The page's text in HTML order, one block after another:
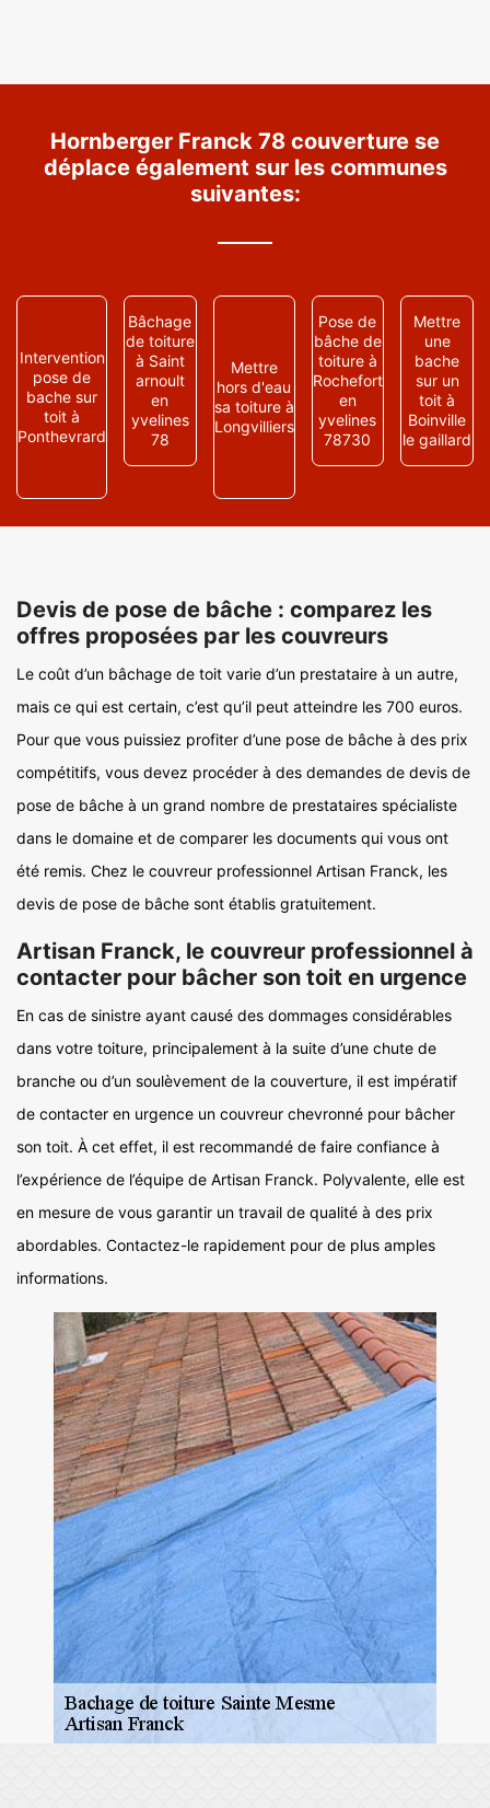
Hornberger Franck 78 couverture se
déplace également sur les communes
suivantes:
Intervention
pose de
bache sur
toit à
Ponthevrard
Bâchage
de toiture
à Saint
arnoult
en
yvelines
78
Mettre
hors d'eau
sa toiture à
Longvilliers
Pose de
bâche de
toiture à
Rochefort
en
yvelines
78730
Mettre
une
bache
sur un
toit à
Boinville
le gaillard
Devis de pose de bâche : comparez les
offres proposées par les couvreurs
Le coût d’un bâchage de toit varie d’un prestataire à un autre,
mais ce qui est certain, c’est qu’il peut atteindre les 700 euros.
Pour que vous puissiez profiter d’une pose de bâche à des prix
compétitifs, vous devez procéder à des demandes de devis de
pose de bâche à un grand nombre de prestataires spécialiste
dans le domaine et de comparer les documents qui vous ont
été remis. Chez le couvreur professionnel Artisan Franck, les
devis de pose de bâche sont établis gratuitement.
Artisan Franck, le couvreur professionnel à
contacter pour bâcher son toit en urgence
En cas de sinistre ayant causé des dommages considérables
dans votre toiture, principalement à la suite d’une chute de
branche ou d’un soulèvement de la couverture, il est impératif
de contacter en urgence un couvreur chevronné pour bâcher
son toit. À cet effet, il est recommandé de faire confiance à
l’expérience de l’équipe de Artisan Franck. Polyvalente, elle est
en mesure de vous garantir un travail de qualité à des prix
abordables. Contactez-le rapidement pour de plus amples
informations.